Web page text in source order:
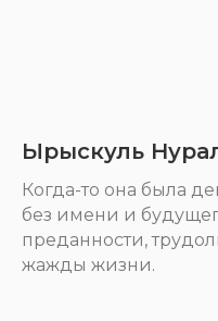
Ырыскуль
Когда-то она была
без имени и
преданности,
жажды жизни.